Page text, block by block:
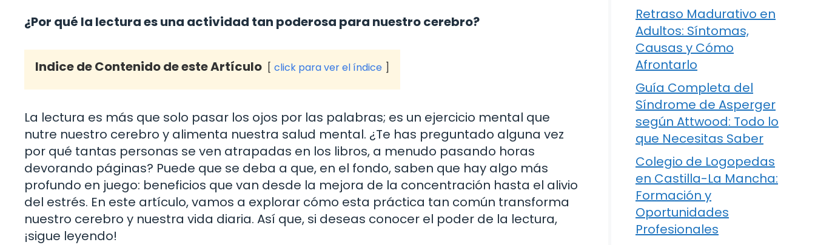
¿Por qué la lectura es una actividad tan poderosa para nuestro cerebro?
Indice de Contenido de este Artículo click para ver el índice
La lectura es más que solo pasar los ojos por las palabras; es un ejercicio mental que
nutre nuestro cerebro y alimenta nuestra salud mental. ¿Te has preguntado alguna vez
por qué tantas personas se ven atrapadas en los libros, a menudo pasando horas
devorando páginas? Puede que se deba a que, en el fondo, saben que hay algo más
profundo en juego: beneficios que van desde la mejora de la concentración hasta el alivio
del estrés. En este artículo, vamos a explorar cómo esta práctica tan común transforma
nuestro cerebro y nuestra vida diaria. Así que, si deseas conocer el poder de la lectura,
¡sigue leyendo!
Retraso Madurativo en
Adultos: Síntomas,
Causas y Cómo
Afrontarlo
Guía Completa del
Síndrome de Asperger
según Attwood: Todo lo
que Necesitas Saber
Colegio de Logopedas
en Castilla-La Mancha:
Formación y
Oportunidades
Profesionales